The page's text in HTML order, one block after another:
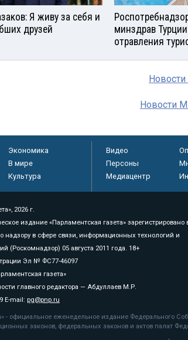
Я живу за себя и
друзей
минздрав
отравления
Новости
Экономика
В мире
Культура
Видео
Персоны
Медиацентр
2026 г.
издание «Парламентская газета» зарегистрировано
надзору в сфере связи, информационных технологий и
(Роскомнадзор) 05 августа 2011 года. 18+
Эл № ФС77-46097
газета»
главного редактора — Абдуллаев М.Р.
E-mail: pg@pnp.ru
- официальное еженедельное издание Федерального
законов, федеральных законов и актов палат